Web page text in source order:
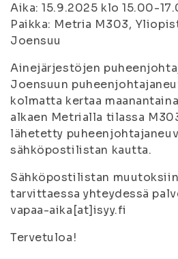
Aika: 15.9.2025 klo 15.00-
Paikka: Metria M303,
Joensuu
Ainejärjestöjen
Joensuun
kolmatta kertaa
alkaen Metrialla tilassa
lähetetty
sähköpostilistan kautta.
Sähköpostilistan
tarvittaessa yhteydessä
vapaa-aika[at]isyy.fi
Tervetuloa!